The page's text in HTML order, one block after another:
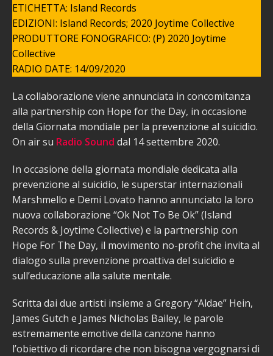
ETICHETTA: Island Records
EDIZIONI: Island Records; 2020 Joytime Collective
PRODUTTORE FONOGRAFICO: (P) 2020 Joytime
Collective
RADIO DATE: 14/09/2020
La collaborazione viene annunciata in concomitanza
alla partnership con Hope for the Day, in occasione
della Giornata mondiale per la prevenzione al suicidio.
On air su Radio Sound dal 14 settembre 2020.
In occasione della giornata mondiale dedicata alla
prevenzione al suicidio, le superstar internazionali
Marshmello e Demi Lovato hanno annunciato la loro
nuova collaborazione “Ok Not To Be Ok” (Island
Records & Joytime Collective) e la partnership con
Hope For The Day, il movimento no-profit che invita al
dialogo sulla prevenzione proattiva del suicidio e
sull’educazione alla salute mentale.
Scritta dai due artisti insieme a Gregory “Aldae” Hein,
James Gutch e James Nicholas Bailey, le parole
estremamente emotive della canzone hanno
l’obiettivo di ricordare che non bisogna vergognarsi di